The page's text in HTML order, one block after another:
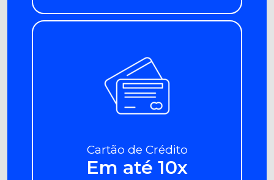
Cartão de Crédito
Em até 10x